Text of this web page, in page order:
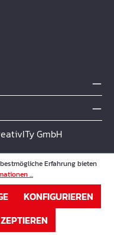
GmbH
Erfahrung bieten
...
KONFIGURIEREN